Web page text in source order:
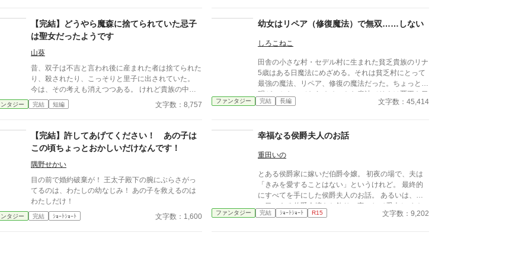
【完結】どうやら魔森に捨てられていた忌子
は聖女だったようです
山葵
昔、双子は不吉と言われ後に産まれた者は捨てられた
り、殺されたり、こっそりと里子に出されていた。
今は、その考えも消えつつある。 けれど貴族の中に
は昔の迷信に捕らわれ、未だに双子は家系を滅ぼす忌
子と信じる者もいる。 今年、ダーウィン侯爵家に双
から産まれたばかりの子を馭者に指示し魔森へと捨て
タジー 完結 短編 文字数：8,757
幼女はリペア（修復魔法）で無双……しない
しろこねこ
田舎の小さな村・セデル村に生まれた貧乏貴族のリナ
5歳はある日魔法にめざめる。それは貧乏村にとって
最強の魔法、リペア、修復の魔法だった。ちょっと説
明がつかないでたらめチートな魔法でリナは覇王を目
指……さない。だって平凡が1番だもん。騙され上手
な日々の話。
ファンタジー 完結 長編 文字数：45,414
【完結】許してあげてください！ あの子は
この頃ちょっとおかしいだけなんです！
隅野せかい
目の前で婚約破棄が！ 王太子殿下の腕にぶらさがっ
てるのは、わたしの幼なじみ！ あの子を救えるのは
わたしだけ！
タジー 完結 ｼｮｰﾄｼｮｰﾄ 文字数：1,600
幸福なる侯爵夫人のお話
重田いの
とある侯爵家に嫁いだ伯爵令嬢。 初夜の場で、夫は
「きみを愛することはない」というけれど。 最終的
にすべてを手にした侯爵夫人のお話。 あるいは、負
い目のある伯爵令嬢をお飾りの妻にして愛人とイチャ
イチャ過ごそうと思ったらとんでもないハズレくじを
ファンタジー 完結 ｼｮｰﾄｼｮｰﾄ R15 文字数：9,202